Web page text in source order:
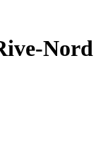
Nord